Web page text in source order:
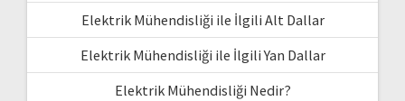
Elektrik Mühendisliği ile İlgili Alt Dallar
Elektrik Mühendisliği ile İlgili Yan Dallar
Elektrik Mühendisliği Nedir?